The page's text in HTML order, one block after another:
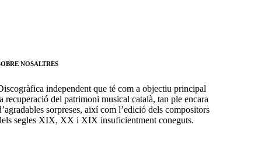
NOSALTRES
independent que té com a objectiu principal
recuperació del patrimoni musical català, tan ple encara
sorpreses, així com l’edició dels compositors
segles XIX, XX i XIX insuficientment coneguts.